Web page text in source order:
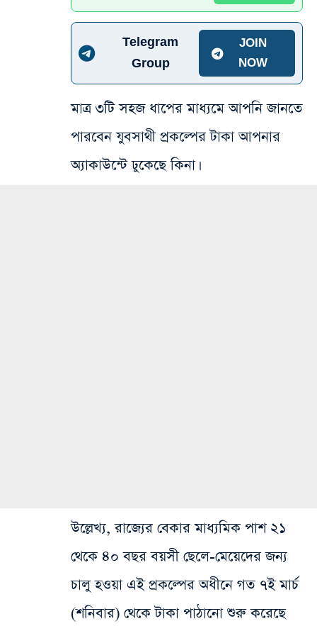
Telegram
Group
JOIN
NOW
মাত্র ৩টি সহজ ধাপের মাধ্যমে আপনি জানতে
পারবেন যুবসাথী প্রকল্পের টাকা আপনার
অ্যাকাউন্টে ঢুকেছে কিনা।
উল্লেখ্য, রাজ্যের বেকার মাধ্যমিক পাশ ২১
থেকে ৪০ বছর বয়সী ছেলে-মেয়েদের জন্য
চালু হওয়া এই প্রকল্পের অধীনে গত ৭ই মার্চ
(শনিবার) থেকে টাকা পাঠানো শুরু করেছে